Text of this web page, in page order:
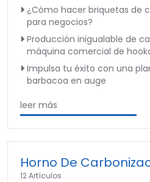
¿Cómo hacer briquetas de
para negocios?
Producción inigualable de
máquina comercial de
Impulsa tu éxito con una
barbacoa en auge
leer más
Horno De
12 Artículos